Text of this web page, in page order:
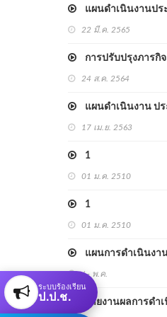
แผนดำเนินงานปร
22 มี.ค. 2565
การปรับปรุงภารกิจ
24 ส.ค. 2564
แผนดำเนินงาน ปร
17 เม.ย. 2563
1
01 ม.ค. 2510
1
01 ม.ค. 2510
แผนการดำเนินงา
/ - พ.ค.
รายงานผลการดำ
ระบบร้องเรียน
ป.ป.ช.